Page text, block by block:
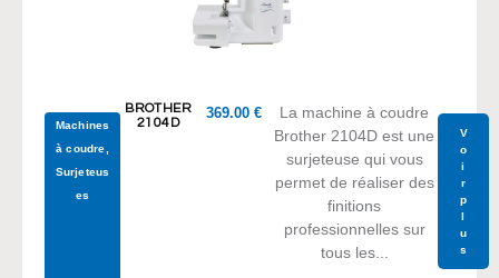
Machines
à coudre,
Surjeteus
es
BROTHER
2104D
369.00€
La machine à coudre
Brother 2104D est une
surjeteuse qui vous
permet de réaliser des
finitions
professionnelles sur
tous les...
V
o
i
r
p
l
u
s